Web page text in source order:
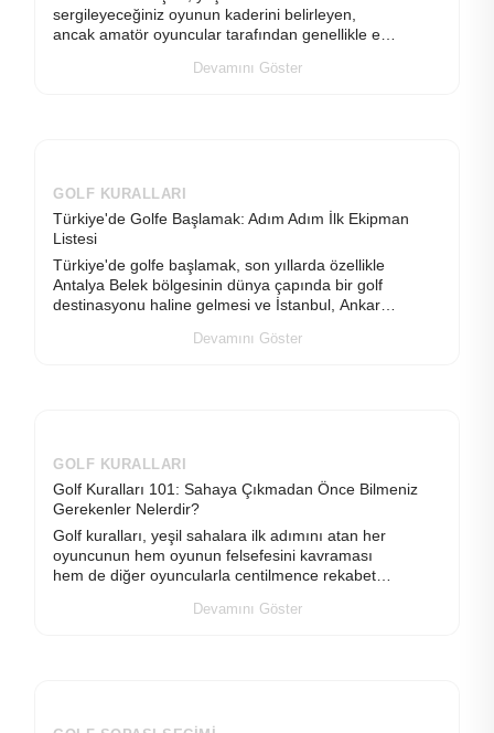
sergileyeceğiniz oyunun kaderini belirleyen,
ancak amatör oyuncular tarafından genellikle en
Devamını Göster
GOLF KURALLARI
Türkiye'de Golfe Başlamak: Adım Adım İlk Ekipman
Listesi
Türkiye'de golfe başlamak, son yıllarda özellikle
Antalya Belek bölgesinin dünya çapında bir golf
destinasyonu haline gelmesi ve İstanbul, Ankara,
Devamını Göster
GOLF KURALLARI
Golf Kuralları 101: Sahaya Çıkmadan Önce Bilmeniz
Gerekenler Nelerdir?
Golf kuralları, yeşil sahalara ilk adımını atan her
oyuncunun hem oyunun felsefesini kavraması
hem de diğer oyuncularla centilmence rekabet
Devamını Göster